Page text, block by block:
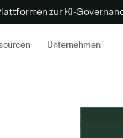
zur KI-
Unternehmen